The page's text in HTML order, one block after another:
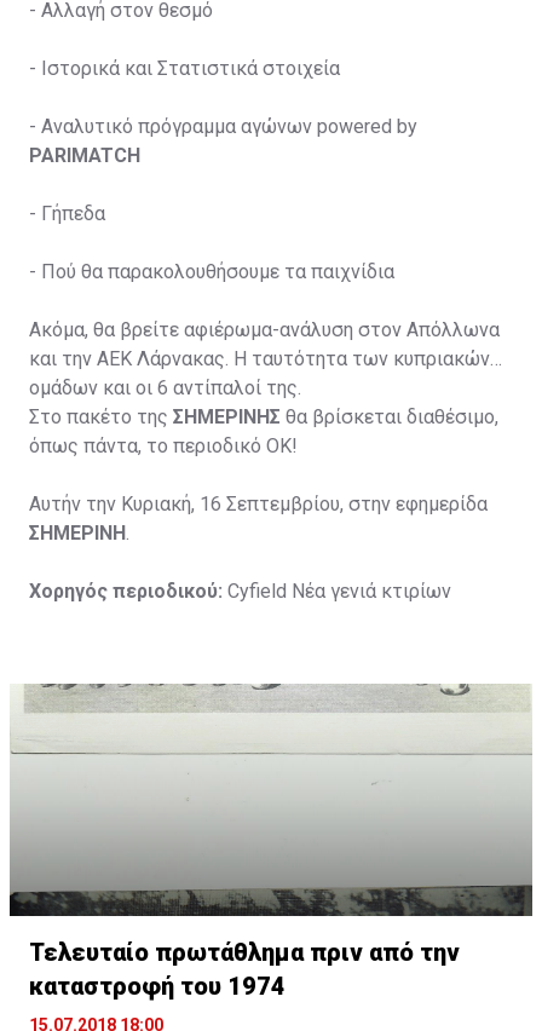
- Αλλαγή στον θεσμό
- Ιστορικά και Στατιστικά στοιχεία
- Αναλυτικό πρόγραμμα αγώνων powered by
PARIMATCH
- Γήπεδα
- Πού θα παρακολουθήσουμε τα παιχνίδια
Ακόμα, θα βρείτε αφιέρωμα-ανάλυση στον Απόλλωνα
και την ΑΕΚ Λάρνακας. Η ταυτότητα των κυπριακών
ομάδων και οι 6 αντίπαλοί της.
Στο πακέτο της ΣΗΜΕΡΙΝΗΣ θα βρίσκεται διαθέσιμο,
όπως πάντα, το περιοδικό ΟΚ!
Αυτήν την Κυριακή, 16 Σεπτεμβρίου, στην εφημερίδα
ΣΗΜΕΡΙΝΗ.
Χορηγός περιοδικού: Cyfield Νέα γενιά κτιρίων
Τελευταίο πρωτάθλημα πριν από την
καταστροφή του 1974
15.07.2018 18:00